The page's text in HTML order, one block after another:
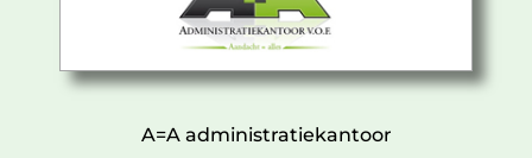
A=A administratiekantoor